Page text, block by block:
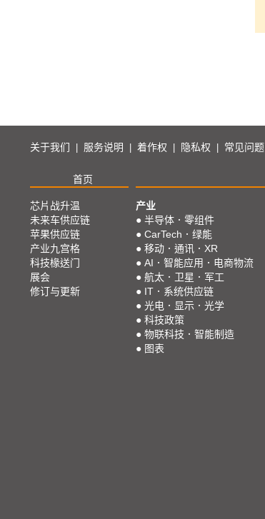
关于我们 服务说明 着作权 隐私权 常见问题
首页
芯片战升温
未来车供应链
苹果供应链
产业九宫格
科技椽送门
展会
修订与更新
产业
● 半导体．零组件
● CarTech．绿能
● 移动．通讯．XR
● AI．智能应用．电商物流
● 航太．卫星．军工
● IT．系统供应链
● 光电．显示．光学
● 科技政策
● 物联科技．智能制造
● 图表